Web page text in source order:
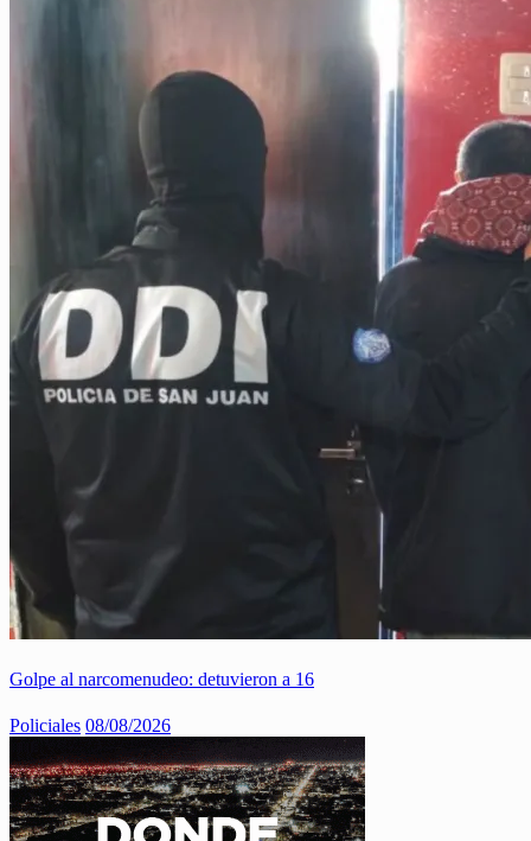
Golpe al narcomenudeo: detuvieron a 16
Policiales 08/08/2026